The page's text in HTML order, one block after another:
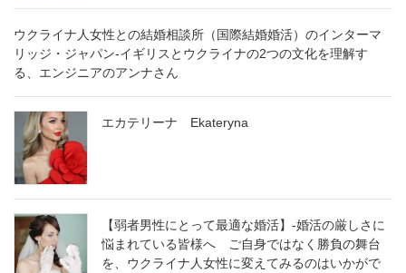
ウクライナ人女性との結婚相談所（国際結婚婚活）のインターマ
リッジ・ジャパン-イギリスとウクライナの2つの文化を理解す
る、エンジニアのアンナさん
エカテリーナ Ekateryna
【弱者男性にとって最適な婚活】-婚活の厳しさに
悩まれている皆様へ ご自身ではなく勝負の舞台
を、ウクライナ人女性に変えてみるのはいかがで